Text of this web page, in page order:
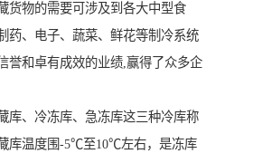
货物的需要可涉及到各大中型食
药、电子、蔬菜、鲜花等制冷系统
誉和卓有成效的业绩,赢得了众多企
库、冷冻库、急冻库这三种冷库称
库温度围-5℃至10℃左右，是冻库